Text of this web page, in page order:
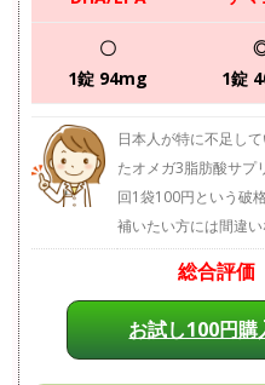
〇
1錠 94mg
1錠
日本人が特に不足し
たオメガ3脂肪酸サプ
回1袋100円という破
補いたい方には間違
総合評価
お試し100円購